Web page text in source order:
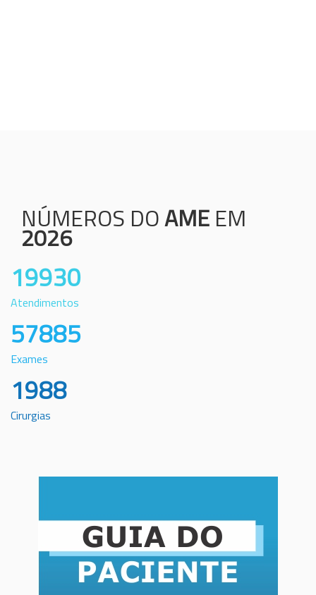
NÚMEROS DOAME EM
2026
19930
Atendimentos
57885
Exames
1988
Cirurgias